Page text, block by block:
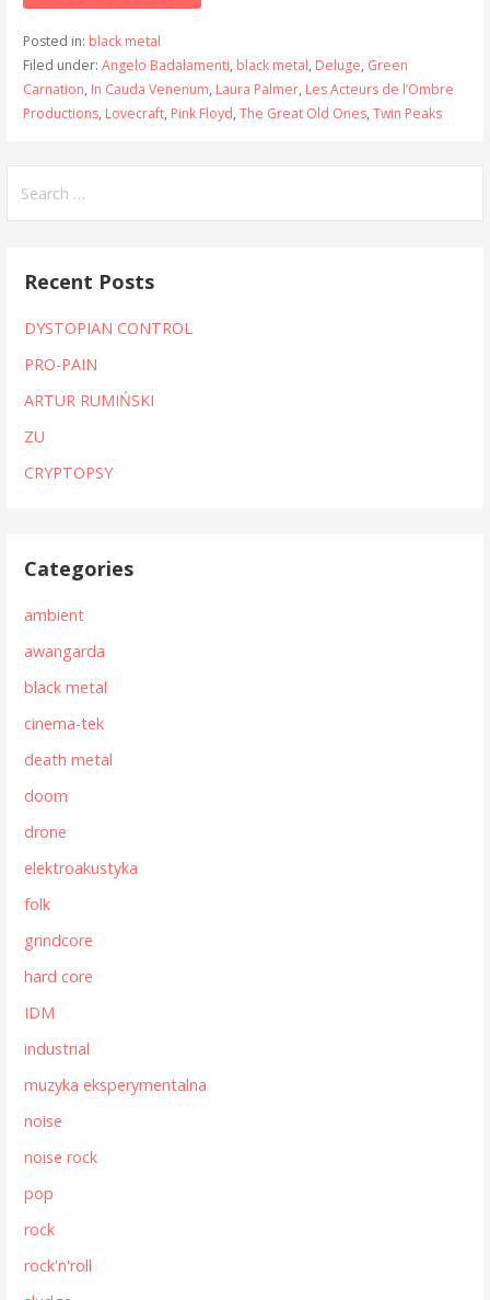
Posted in: black metal
Filed under: Angelo Badalamenti, black metal, Deluge, Green
Carnation, In Cauda Venenum, Laura Palmer, Les Acteurs de l’Ombre
Productions, Lovecraft, Pink Floyd, The Great Old Ones, Twin Peaks
for:
Recent Posts
DYSTOPIAN CONTROL
PRO-PAIN
ARTUR RUMIŃSKI
ZU
CRYPTOPSY
Categories
ambient
awangarda
black metal
cinema-tek
death metal
doom
drone
elektroakustyka
folk
grindcore
hard core
IDM
industrial
muzyka eksperymentalna
noise
noise rock
pop
rock
rock'n'roll